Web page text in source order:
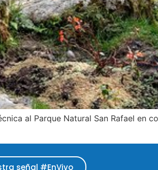
al Parque Natural San Rafael en
señal #EnVivo